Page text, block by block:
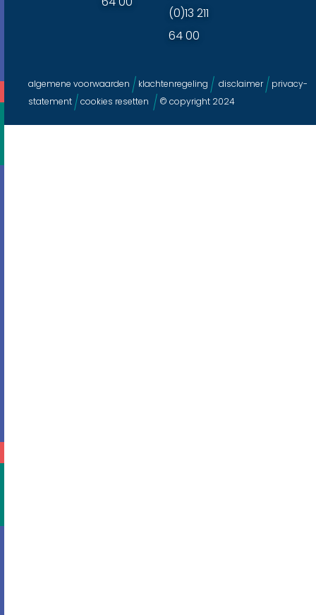
(0)13 211
64 00
algemene voorwaarden klachtenregeling disclaimer
privacy-
statement
cookies resetten © copyright 2024